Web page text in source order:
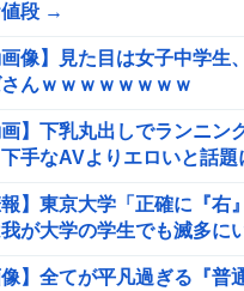
家「イオンモール熊本の爆
んだけど…」
めっ子が話を美化し「俺の
できたろw」と調子に乗
詰め寄られて顔面蒼白で平
地でこんなアイドル級の
晒された無修正動画が
道、推定300kgのヒグマ登
ｗｗｗｗｗｗｗ
段 →
画像】見た目は女子中学生
んｗｗｗｗｗｗｗｗ
画】下乳丸出しでランニン
手なAVよりエロいと話題
報】東京大学「正確に『右
が大学の学生でも滅多に
像】全てが平凡過ぎる『普